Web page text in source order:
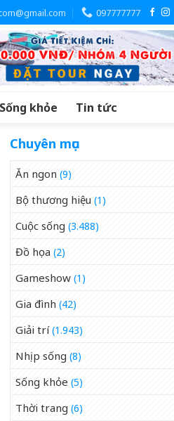
097777777
Sống khỏe Tin tức
Chuyên mục
Ăn ngon (9)
Bộ thương hiệu (1)
Cuộc sống (3.488)
Đồ họa (2)
Gameshow (1)
Gia đình (42)
Giải trí(1.943)
Nhịp sống (8)
Sống khỏe (5)
Thời trang (6)